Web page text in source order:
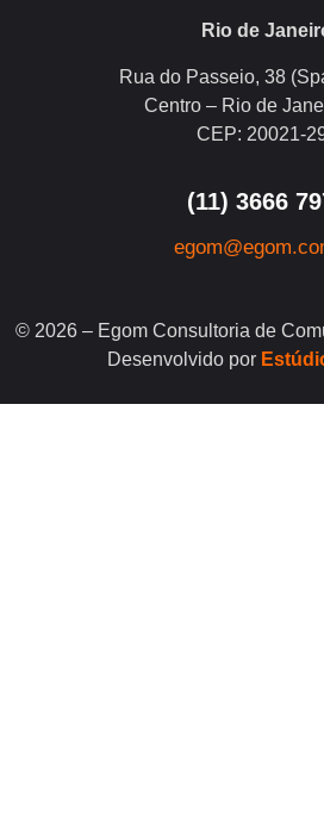
Rio de
Rua do Passeio, 38
Centro – Rio de
CEP: 20021-
(11) 3666
© 2026 – Egom Consultoria de
Desenvolvido por